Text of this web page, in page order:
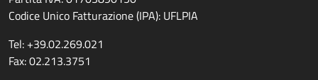
Codice Unico Fatturazione (IPA): UFLPIA
Tel: +39.02.269.021
Fax: 02.213.3751